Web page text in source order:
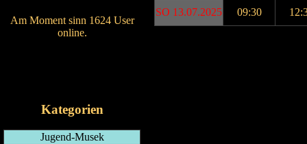
Am Moment sinn 1624 User
online.
Kategorien
Jugend-Musek
SO 13.07.2025 09:30